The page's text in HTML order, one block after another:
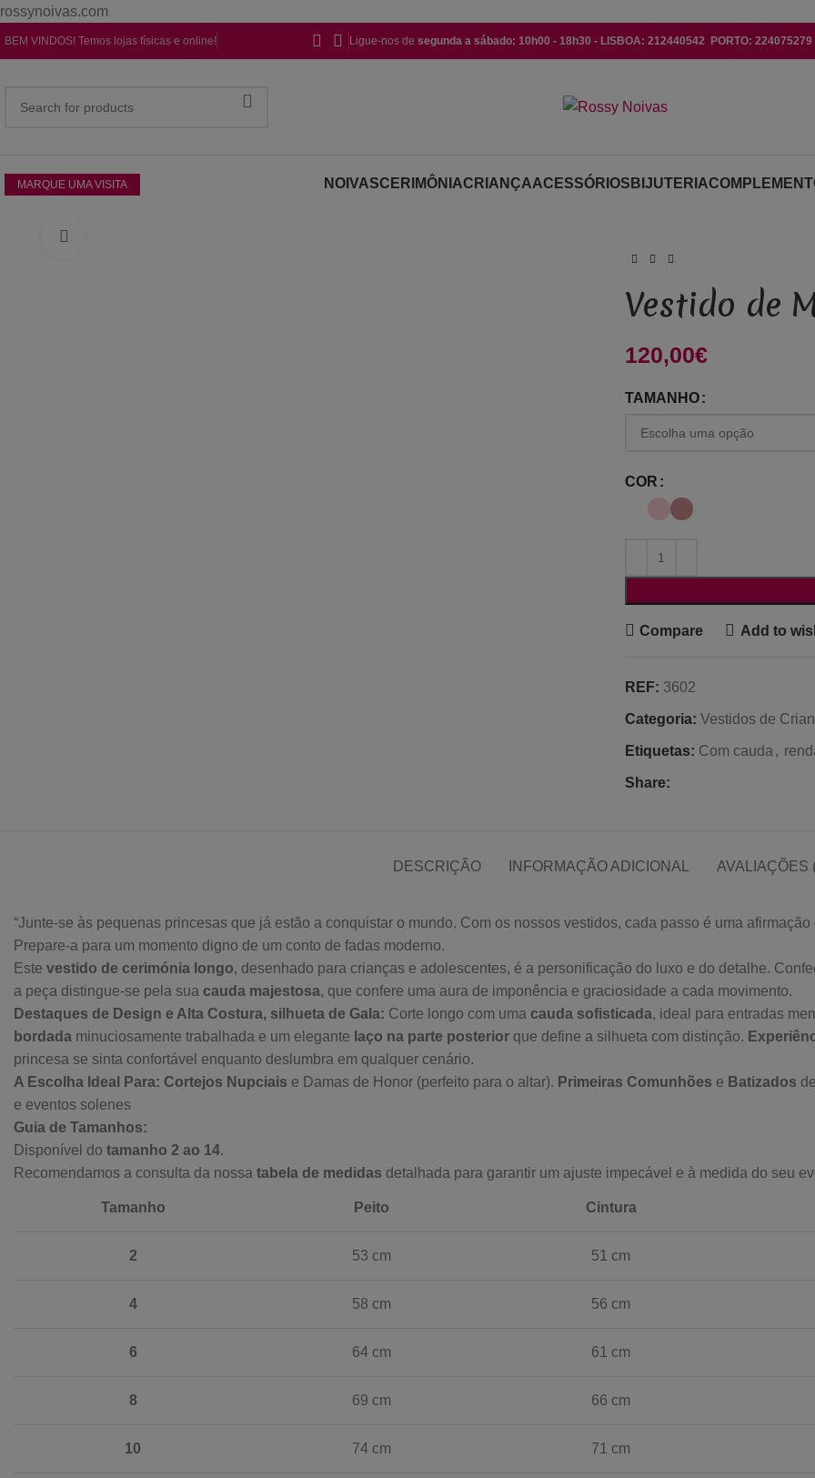
rossynoivas.com
BEM VINDOS! Temos lojas físicas e online! Ligue-nos de segunda a sábado: 10h00 - 18h30 - LISBOA: 212440542 PORTO:
MARQUE UMA VISITA NOIVASCERIMÔNIACRIANÇAACESSÓRIOS BIJUTERIA
Vestido de
120,00€
TAMANHO
COR
Compare Add to
REF: 3602
Categoria: Vestidos de
Etiquetas: Com cauda ,
Share:
DESCRIÇÃO INFORMAÇÃO ADICIONAL AVALIAÇÕES
“Junte-se às pequenas princesas que já estão a conquistar o mundo. Com os nossos vestidos, cada passo é uma
Prepare-a para um momento digno de um conto de fadas moderno.
Este vestido de cerimónia longo, desenhado para crianças e adolescentes, é a personificação do luxo e do detalhe.
a peça distingue-se pela sua cauda majestosa, que confere uma aura de imponência e graciosidade a cada movimento.
Destaques de Design e Alta Costura, silhueta de Gala: Corte longo com uma cauda sofisticada, ideal para entradas
bordada minuciosamente trabalhada e um elegante laço na parte posterior que define a silhueta com distinção.
princesa se sinta confortável enquanto deslumbra em qualquer cenário.
A Escolha Ideal Para: Cortejos Nupciais e Damas de Honor (perfeito para o altar). Primeiras Comunhões e Batizados
e eventos solenes
Guia de Tamanhos:
Disponível do tamanho 2 ao 14.
Recomendamos a consulta da nossa tabela de medidas detalhada para garantir um ajuste impecável e à medida do seu
Tamanho Peito Cintura
2 53 cm 51 cm
4 58 cm 56 cm
6 64 cm 61 cm
8 69 cm 66 cm
10 74 cm 71 cm